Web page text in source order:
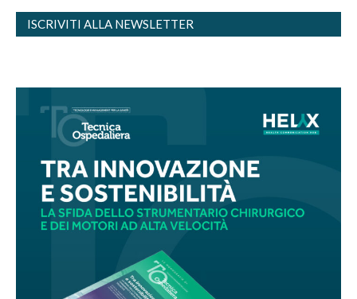
ISCRIVITI ALLA NEWSLETTER